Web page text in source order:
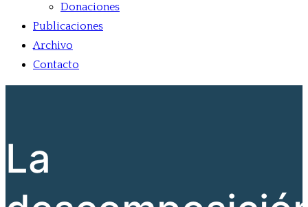
Donaciones
Publicaciones
Archivo
Contacto
La